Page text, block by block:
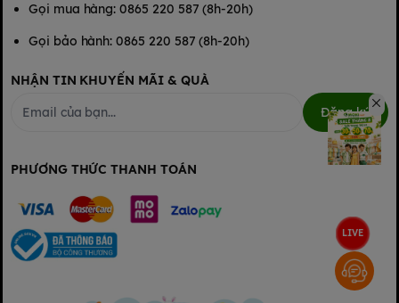
Gọi mua hàng: 0865 220 587 (8h-20h)
Gọi bảo hành: 0865 220 587 (8h-20h)
NHẬN TIN KHUYẾN MÃI & QUÀ
Đăng ký
PHƯƠNG THỨC THANH TOÁN
LIVE